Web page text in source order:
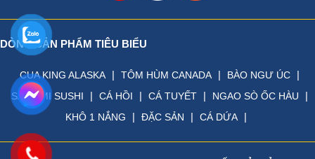
DÒNG SẢN PHẨM TIÊU BIỂU
CUA KING ALASKA | TÔM HÙM CANADA | BÀO NGƯ ÚC |
SASHIMI SUSHI | CÁ HỒI | CÁ TUYẾT | NGAO SÒ ỐC HÀU |
KHÔ 1 NẮNG | ĐẶC SẢN | CÁ DỨA |